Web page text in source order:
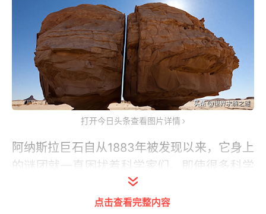
打开今日头条查看图片详情
阿纳斯拉巨石自从1883年被发现以来，它身上
的谜团就一直困扰着科学家们。即使很多科学
家都来考察和研究它，但这么多年来还是无法
给出一个让人信服的答案。它到底哪些地方神
点击查看完整内容